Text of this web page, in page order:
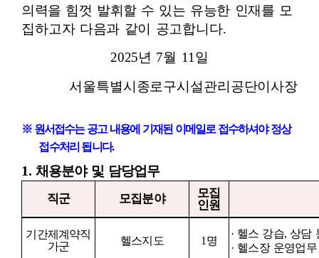
의력을 힘껏 발휘할 수 있는 유능한 인재를 모
집하고자 다음과 같이 공고합니다.
2025년 7월 11 일
서울특별시종로구시설관리공단이사장
※ 원서접수는 공고 내용에 기재된 이메일로 접수하셔야 정상
접수처리 됩니다.
1. 채용분야 및 담당업무
직군 모집분야
모집
인원
기간제계약직
가군
헬스지도 1 명
· 헬스 강습,상담
· 헬스장 운영업